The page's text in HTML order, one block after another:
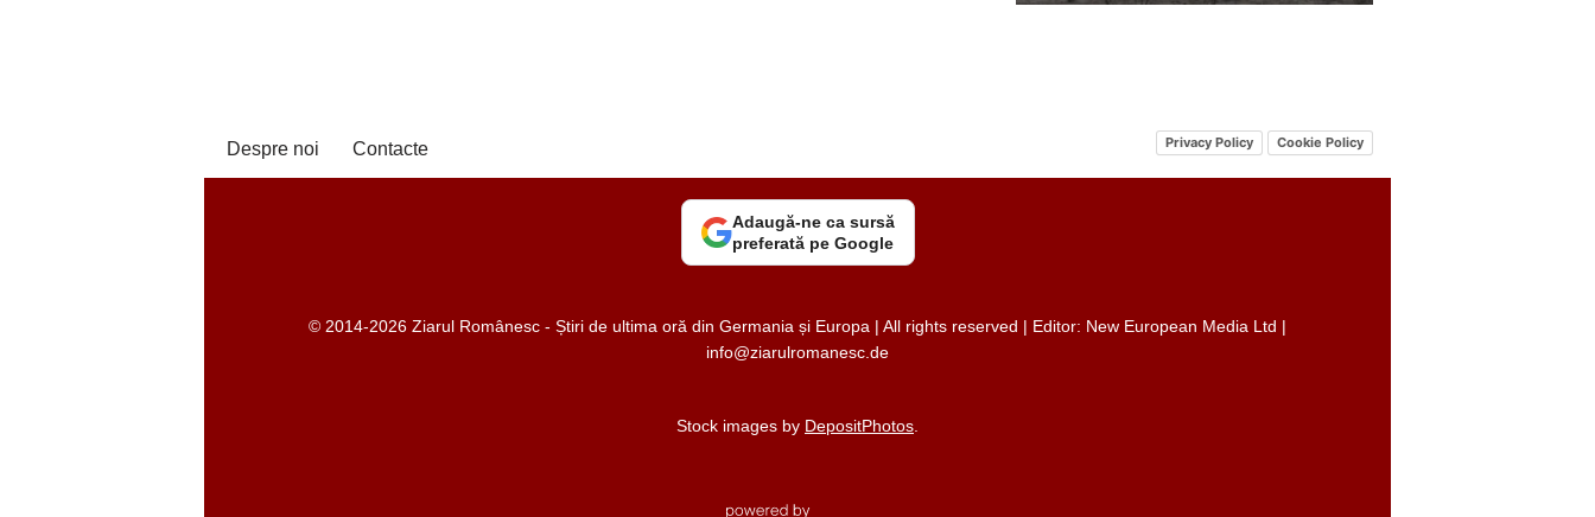
Despre noi Contacte Privacy Policy Cookie Policy
Adaugă-ne ca sursă
preferată pe Google
© 2014-2026 Ziarul Românesc - Știri de ultima oră din Germania și Europa | All rights reserved | Editor: New European Media Ltd |
info@ziarulromanesc.de
Stock images by DepositPhotos